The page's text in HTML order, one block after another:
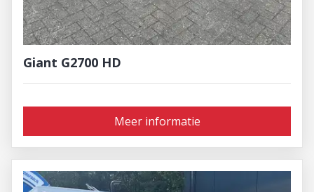
Giant G2700 HD
Meer informatie